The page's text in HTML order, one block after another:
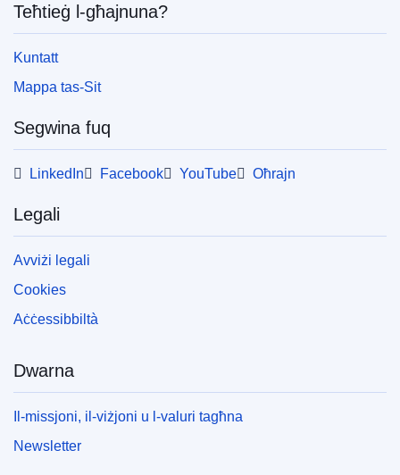
Teħtieġ l-għajnuna?
Kuntatt
Mappa tas-Sit
Segwina fuq
LinkedIn Facebook YouTube Oħrajn
Legali
Avviżi legali
Cookies
Aċċessibbiltà
Dwarna
Il-missjoni, il-viżjoni u l-valuri tagħna
Newsletter